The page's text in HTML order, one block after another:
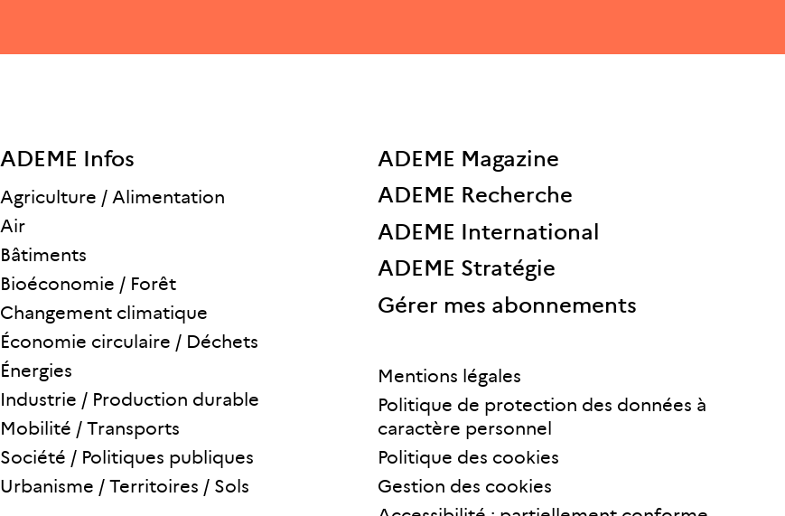
ADEME Infos
Agriculture / Alimentation
Air
Bâtiments
Bioéconomie / Forêt
Changement climatique
Économie circulaire / Déchets
Énergies
Industrie / Production durable
Mobilité / Transports
Société / Politiques publiques
Urbanisme / Territoires / Sols
ADEME Magazine
ADEME Recherche
ADEME International
ADEME Stratégie
Gérer mes abonnements
Mentions légales
Politique de protection des données à
caractère personnel
Politique des cookies
Gestion des cookies